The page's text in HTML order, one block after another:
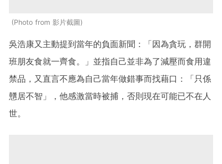
Photo from 影片截圖
吳浩康又主動提到當年的負面新聞：「因為貪玩，群開
班朋友食就一齊食。」並指自己並非為了減壓而食用違
禁品，又直言不應為自己當年做錯事而找藉口：「只係
戇居不智」，他感激當時被捕，否則現在可能已不在人
世。